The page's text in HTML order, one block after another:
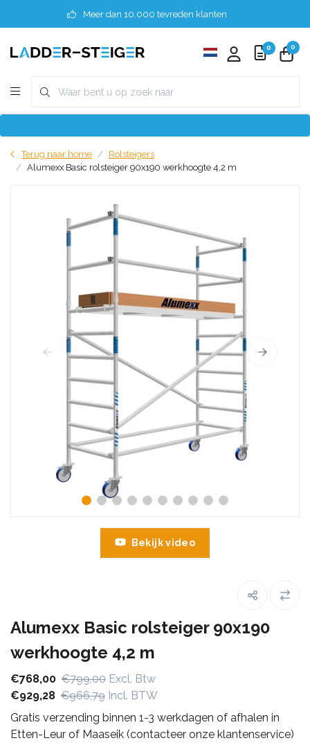
Meer dan 10.000 tevreden klanten
0 0
Terug naar home
Rolsteigers
Alumexx Basic rolsteiger 90x190 werkhoogte 4,2 m
Bekijk video
Alumexx Basic rolsteiger 90x190
werkhoogte 4,2 m
€768,00 €799,00 Excl. Btw
€929,28 €966,79 Incl. BTW
Gratis verzending binnen 1-3 werkdagen of afhalen in
Etten-Leur of Maaseik (contacteer onze klantenservice)